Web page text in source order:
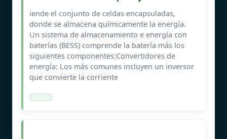
iende el conjunto de celdas encapsuladas,
donde se almacena químicamente la energía.
Un sistema de almacenamiento e energía con
baterías (BESS) comprende la batería más los
siguientes componentes:Convertidores de
energía: Los más comunes incluyen un inversor
que convierte la corriente